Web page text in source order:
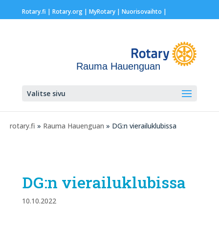
Rotary.fi | Rotary.org| MyRotary | Nuorisovaihto |
Rauma Hauenguan
Valitse sivu
rotary.fi » Rauma Hauenguan » DG:n vierailuklubissa
DG:n vierailuklubissa
10.10.2022